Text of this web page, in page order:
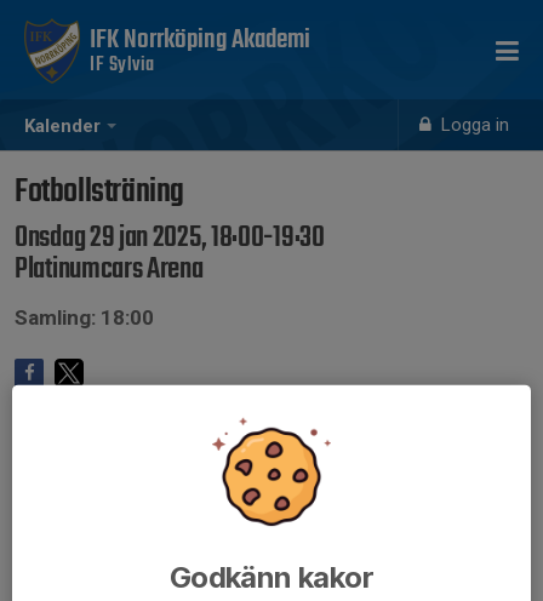
Kalender Logga in
IFK Norrköping Akademi
IF Sylvia
Fotbollsträning
Onsdag 29 jan 2025, 18:00-19:30
Platinumcars Arena
Samling: 18:00
Godkänn kakor